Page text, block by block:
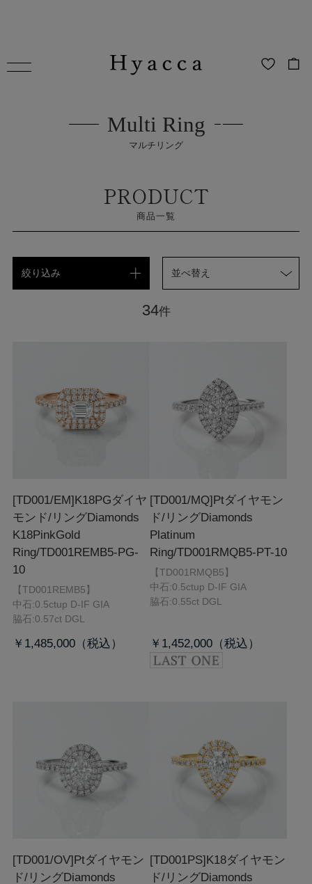
Multi Ring
マルチリング
PRODUCT
商品一覧
絞り込み 並べ替え
34件
[TD001/EM]K18PGダイヤ
モンド/リングDiamonds
K18PinkGold
Ring/TD001REMB5-PG-
10
【TD001REMB5】
中石:0.5ctup D-IF GIA
脇石:0.57ct DGL
￥1,485,000
[TD001/MQ]Ptダイヤモン
ド/リングDiamonds
Platinum
Ring/TD001RMQB5-PT-10
【TD001RMQB5】
中石:0.5ctup D-IF GIA
脇石:0.55ct DGL
￥1,452,000
[TD001/OV]Ptダイヤモン
ド/リングDiamonds
[TD001PS]K18ダイヤモン
ド/リングDiamonds